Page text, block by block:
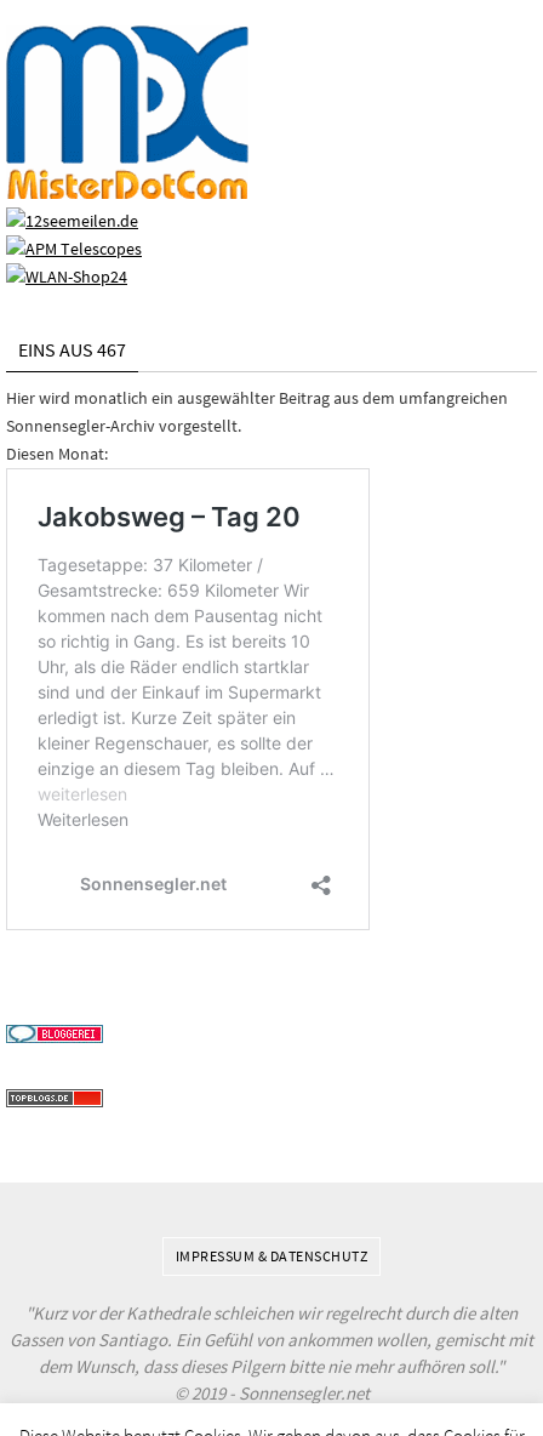
EINS AUS 467
Hier wird monatlich ein ausgewählter Beitrag aus dem umfangreichen
Sonnensegler-Archiv vorgestellt.
Diesen Monat:
IMPRESSUM & DATENSCHUTZ
"Kurz vor der Kathedrale schleichen wir regelrecht durch die alten
Gassen von Santiago. Ein Gefühl von ankommen wollen, gemischt mit
dem Wunsch, dass dieses Pilgern bitte nie mehr aufhören soll."
© 2019 - Sonnensegler.net